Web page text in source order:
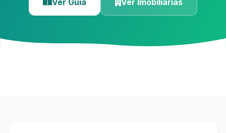
Ver Guia Ver Imobiliárias